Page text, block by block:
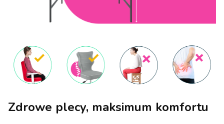
Zdrowe plecy, maksimum komfortu